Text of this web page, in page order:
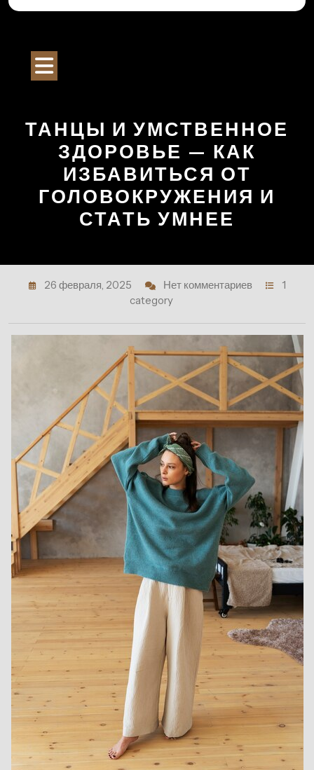
Перейти
ТАНЦЫ И УМСТВЕННОЕ
ЗДОРОВЬЕ — КАК
ИЗБАВИТЬСЯ ОТ
ГОЛОВОКРУЖЕНИЯ И
СТАТЬ УМНЕЕ
26 февраля, 2025 Нет комментариев
1
category